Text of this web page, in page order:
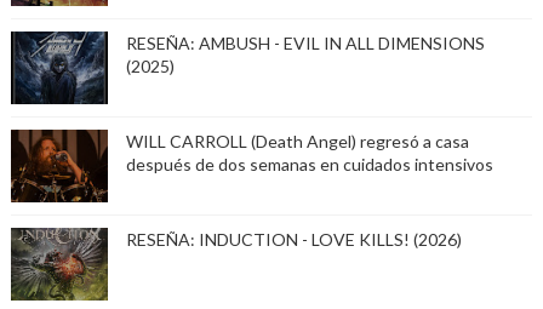
RESEÑA: AMBUSH - EVIL IN ALL DIMENSIONS
(2025)
WILL CARROLL (Death Angel) regresó a casa
después de dos semanas en cuidados intensivos
RESEÑA: INDUCTION - LOVE KILLS! (2026)